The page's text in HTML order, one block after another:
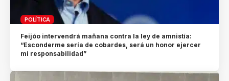
POLÍTICA
Feijóo intervendrá mañana contra la ley de amnistía:
“Esconderme sería de cobardes, será un honor ejercer
mi responsabilidad”